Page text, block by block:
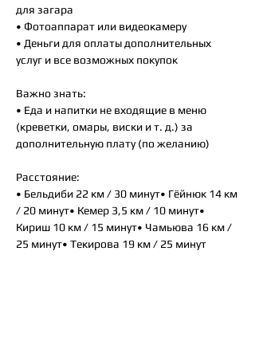
для загара
• Фотоаппарат или видеокамеру
• Деньги для оплаты дополнительных
услуг и все возможных покупок
Важно знать:
• Еда и напитки не входящие в меню
(креветки, омары, виски и т. д.) за
дополнительную плату (по желанию)
Расстояние:
• Бельдиби 22 км / 30 минут• Гёйнюк 14 км
/ 20 минут• Кемер 3,5 км / 10 минут•
Кириш 10 км / 15 минут• Чамьюва 16 км /
25 минут• Текирова 19 км / 25 минут